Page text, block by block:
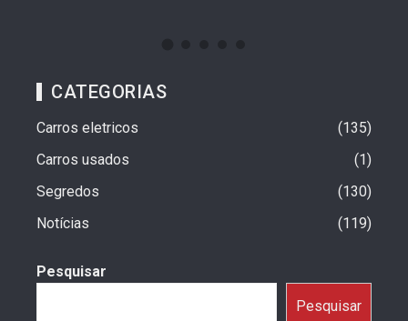
CATEGORIAS
Carros eletricos
135
Carros usados
1
Segredos
130
Notícias
119
Pesquisar
Pesquisar